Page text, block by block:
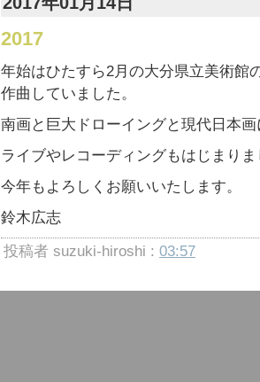
2017
年始はひたすら2月の大分県立美術館
作曲していました。
南画と巨大ドローイングと現代日本
ライブやレコーディングもはじまり
今年もよろしくお願いいたします。
鈴木広志
投稿者 suzuki-hiroshi : 03:57